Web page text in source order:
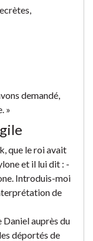
demandé,
»
que le roi avait
et il lui dit : -
Introduis-moi
de
Daniel auprès du
déportés de